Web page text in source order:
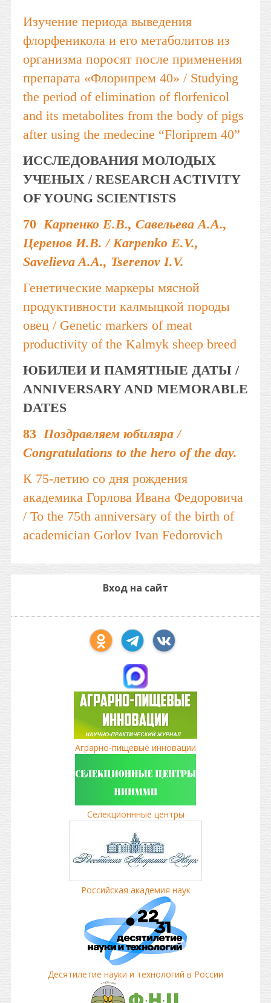
Изучение периода выведения
флорфеникола и его метаболитов из
организма поросят после применения
препарата «Флорипрем 40» / Studying
the period of elimination of florfenicol
and its metabolites from the body of pigs
after using the medecine “Floriprem 40”
ИССЛЕДОВАНИЯ МОЛОДЫХ
УЧЕНЫХ / RESEARCH ACTIVITY
OF YOUNG SCIENTISTS
70 Карпенко Е.В., Савельева А.А.,
Церенов И.В. / Karpenko E.V.,
Savelieva A.A., Tserenov I.V.
Генетические маркеры мясной
продуктивности калмыцкой породы
овец / Genetic markers of meat
productivity of the Kalmyk sheep breed
ЮБИЛЕИ И ПАМЯТНЫЕ ДАТЫ /
ANNIVERSARY AND MEMORABLE
DATES
83 Поздравляем юбиляра /
Congratulations to the hero of the day.
К 75-летию со дня рождения
академика Горлова Ивана Федоровича
/ To the 75th anniversary of the birth of
academician Gorlov Ivan Fedorovich
Вход на сайт
Аграрно-пищевые инновации
Селекционнные центры
Российская академия наук
Десятилетие науки и технологий в России